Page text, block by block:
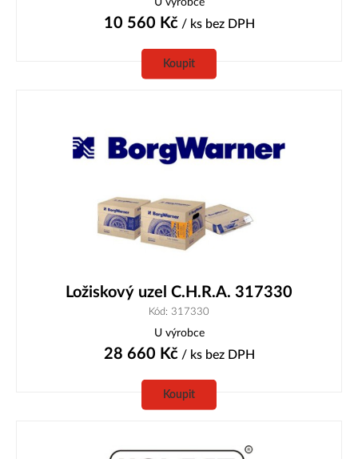
10 560 Kč/ ks bez DPH
Koupit
Ložiskový uzel C.H.R.A. 317330
Kód: 317330
U výrobce
28 660 Kč/ ks bez DPH
Koupit